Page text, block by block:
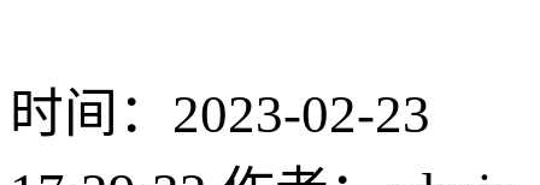
时间：2023-02-23